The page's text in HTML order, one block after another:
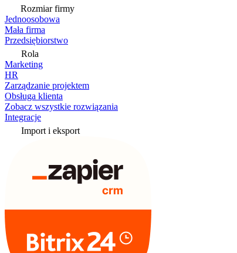
Rozmiar firmy
Jednoosobowa
Mała firma
Przedsiębiorstwo
Rola
Marketing
HR
Zarządzanie projektem
Obsługa klienta
Zobacz wszystkie rozwiązania
Integracje
Import i eksport